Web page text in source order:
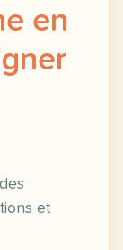
en
et